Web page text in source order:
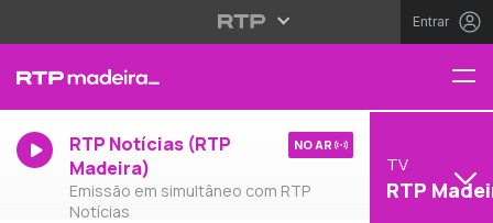
Entrar
RTP Notícias (RTP
Madeira)
Emissão em simultâneo com RTP
Notícias
NO AR
TV
RTP